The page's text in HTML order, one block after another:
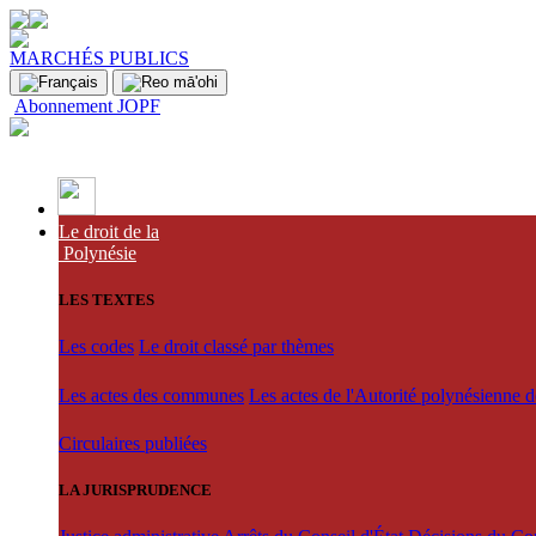
MARCHÉS PUBLICS
Abonnement JOPF
Le droit de la
Polynésie
LES TEXTES
Les codes Le droit classé par thèmes
Les actes des communes Les actes de l'Autorité polynésienne
Circulaires publiées
LA JURISPRUDENCE